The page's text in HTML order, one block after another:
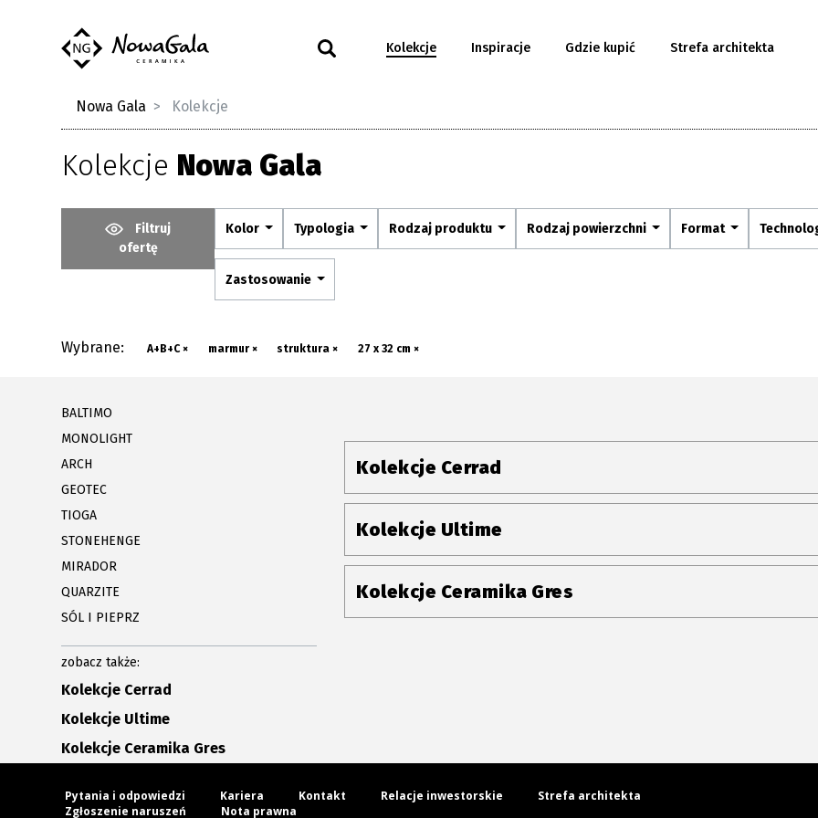
Kolekcje Inspiracje Gdzie kupić Strefa architekta
Nowa Gala Kolekcje
Kolekcje Nowa Gala
Filtruj
ofertę
Kolor Typologia Rodzaj produktu Rodzaj powierzchni Format
Zastosowanie
Wybrane: A+B+C × marmur × struktura × 27 x 32 cm ×
BALTIMO
MONOLIGHT
ARCH
GEOTEC
TIOGA
STONEHENGE
MIRADOR
QUARZITE
SÓL I PIEPRZ
zobacz także:
Kolekcje Cerrad
Kolekcje Ultime
Kolekcje Ceramika Gres
Kolekcje Cerrad
Kolekcje Ultime
Kolekcje Ceramika Gres
Pytania i odpowiedzi Kariera Kontakt Relacje inwestorskie
Strefa architekta
Zgłoszenie naruszeń
Nota prawna